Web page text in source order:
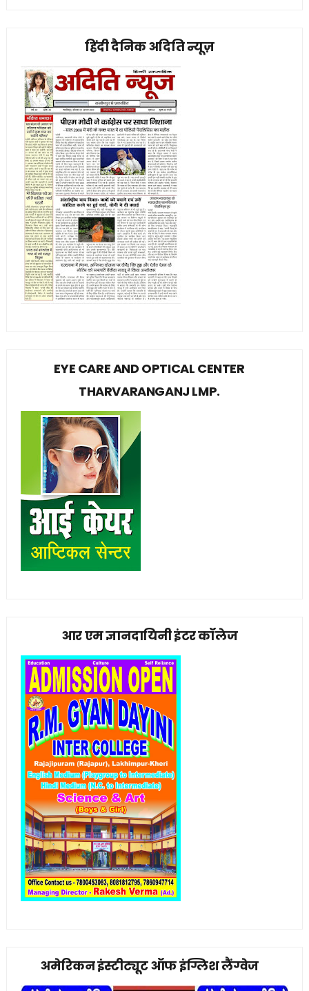
हिंदी दैनिक अदिति न्यूज़
EYE CARE AND OPTICAL CENTER
THARVARANGANJ LMP.
आर एम ज्ञानदायिनी इंटर कॉलेज
अमेरिकन इंस्टीट्यूट ऑफ इंग्लिश लैंग्वेज